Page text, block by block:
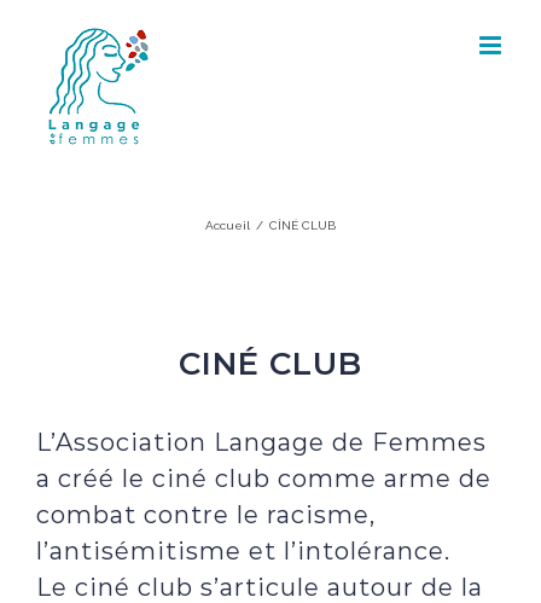
content
Accueil / CÎNÉ CLUB
CINÉ CLUB
L’Association Langage de Femmes
a créé le ciné club comme arme de
combat contre le racisme,
l’antisémitisme et l’intolérance.
Le ciné club s’articule autour de la